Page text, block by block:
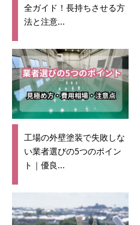
全ガイド！長持ちさせる方
法と注意...
工場の外壁塗装で失敗しな
い業者選びの5つのポイン
ト｜優良...